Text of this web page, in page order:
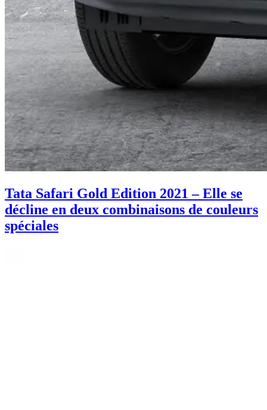
Tata Safari Gold Edition 2021 – Elle se
décline en deux combinaisons de couleurs
spéciales